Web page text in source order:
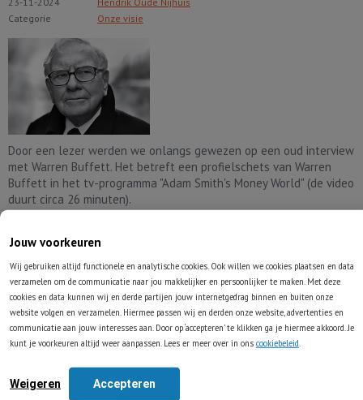
Jouw voorkeuren
Wij gebruiken altijd functionele en analytische cookies. Ook willen we cookies plaatsen en data
verzamelen om de communicatie naar jou makkelijker en persoonlijker te maken. Met deze
cookies en data kunnen wij en derde partijen jouw internetgedrag binnen en buiten onze
website volgen en verzamelen. Hiermee passen wij en derden onze website, advertenties en
communicatie aan jouw interesses aan. Door op ‘accepteren’ te klikken ga je hiermee akkoord. Je
kunt je voorkeuren altijd weer aanpassen. Lees er meer over in ons cookiebeleid
Weigeren Accepteren
Categorie
Onze visie
Door een lezer werden we onlangs gewezen op een oud interview
met Warren Buffett. Het betreft een profielschets van Warren
Buffett in het tv-programma "Adam Smith's Money World" (de video
duurt circa 26 minuten).
Rentokil: ongediertebestrijder als
kansrijke belegging
16-11-2024
Hendrik Oude Nijhuis